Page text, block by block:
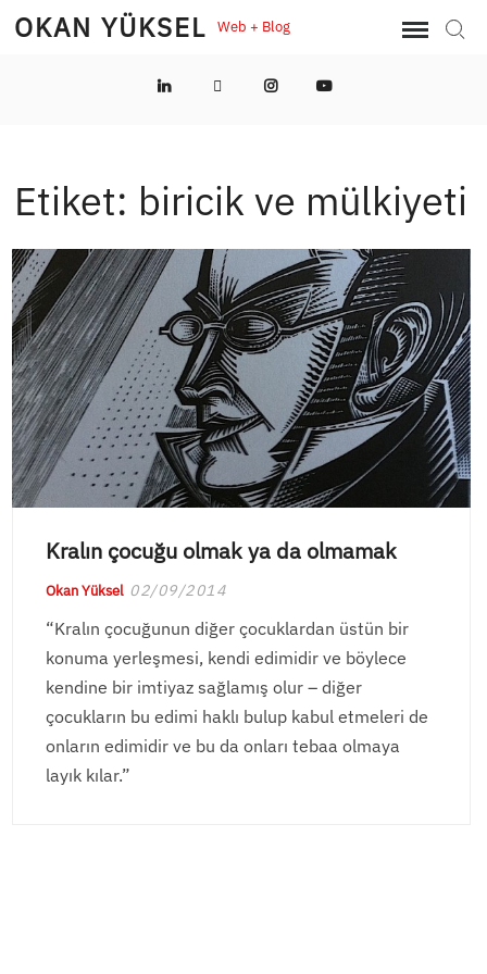
SkipOKAN YÜKSEL Web + Blog
LinkedInTwitterInstagramYouTube
Etiket: biricik ve mülkiyeti
Kralın çocuğu olmak ya da olmamak
Okan Yüksel 02/09/2014
“Kralın çocuğunun diğer çocuklardan üstün bir
konuma yerleşmesi, kendi edimidir ve böylece
kendine bir imtiyaz sağlamış olur – diğer
çocukların bu edimi haklı bulup kabul etmeleri de
onların edimidir ve bu da onları tebaa olmaya
layık kılar.”